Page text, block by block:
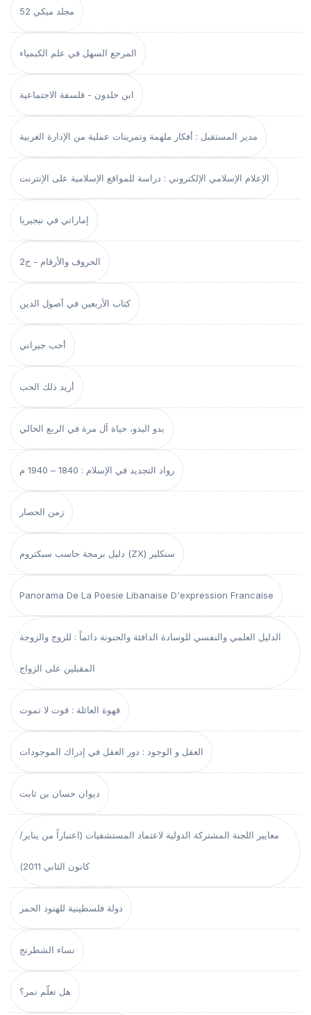
مجلد ميكي 52
المرجع السهل في علم الكيمياء
ابن خلدون - فلسفة الاجتماعية
مدير المستقبل : أفكار ملهمة وتمرينات عملية من الإدارة الغربية
الإعلام الإسلامي الإلكتروني : دراسة للمواقع الإسلامية على الإنترنت
إماراتي في نيجيريا
الحروف والأرقام - ج2
كتاب الأربعين في أصول الدين
أحب جيراني
أريد ذلك الحب
بدو البدو، حياة آل مرة في الربع الخالي
رواد التجديد في الإسلام : 1840 – 1940 م
زمن الحصار
دليل برمجة حاسب سبكتروم (ZX) سنكلير
Panorama De La Poesie Libanaise D'expression Francaise
الدليل العلمي والنفسي للوسادة الدافئة والحنونة دائماً : للزوج والزوجة
المقبلين على الزواج
قهوة العائلة : قوت لا تموت
العقل و الوجود : دور العقل في إدراك الموجودات
ديوان حسان بن ثابت
معايير اللجنة المشتركة الدولية لاعتماد المستشفيات (اعتباراً من يناير/
كانون الثاني 2011)
دولة فلسطينية للهنود الحمر
نساء الشطرنج
هل تعلّم نمر؟